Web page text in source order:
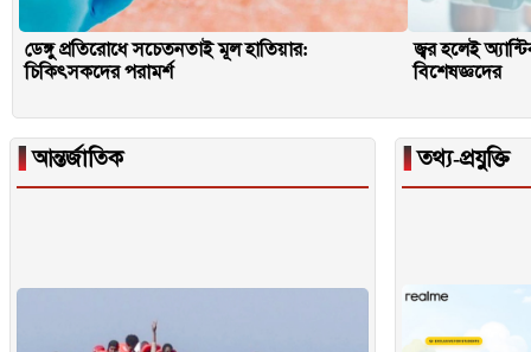
ডেঙ্গু প্রতিরোধে সচেতনতাই মূল হাতিয়ার:
চিকিৎসকদের পরামর্শ
জ্বর হলেই
বিশেষজ্ঞদের
▐আন্তর্জাতিক ▐তথ্য-প্রযুক্তি